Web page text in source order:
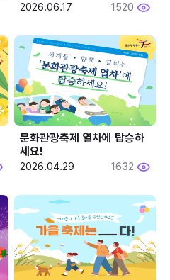
2026.06.17 1520
문화관광축제 열차에 탑승하
세요!
2026.04.29 1632